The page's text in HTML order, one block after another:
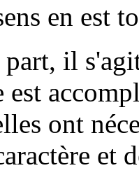
en est
part, il
ont
et